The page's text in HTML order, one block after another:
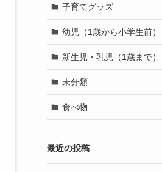
子育てグッズ
幼児（1歳から小学生前）
新生児・乳児（1歳まで）
未分類
食べ物
最近の投稿